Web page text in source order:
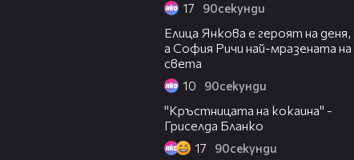
17 90секунди
Елица Янкова е героят на деня,
а София Ричи най-мразената на
света
10 90секунди
"Кръстницата на кокаина" -
Гриселда Бланко
17 90секунди